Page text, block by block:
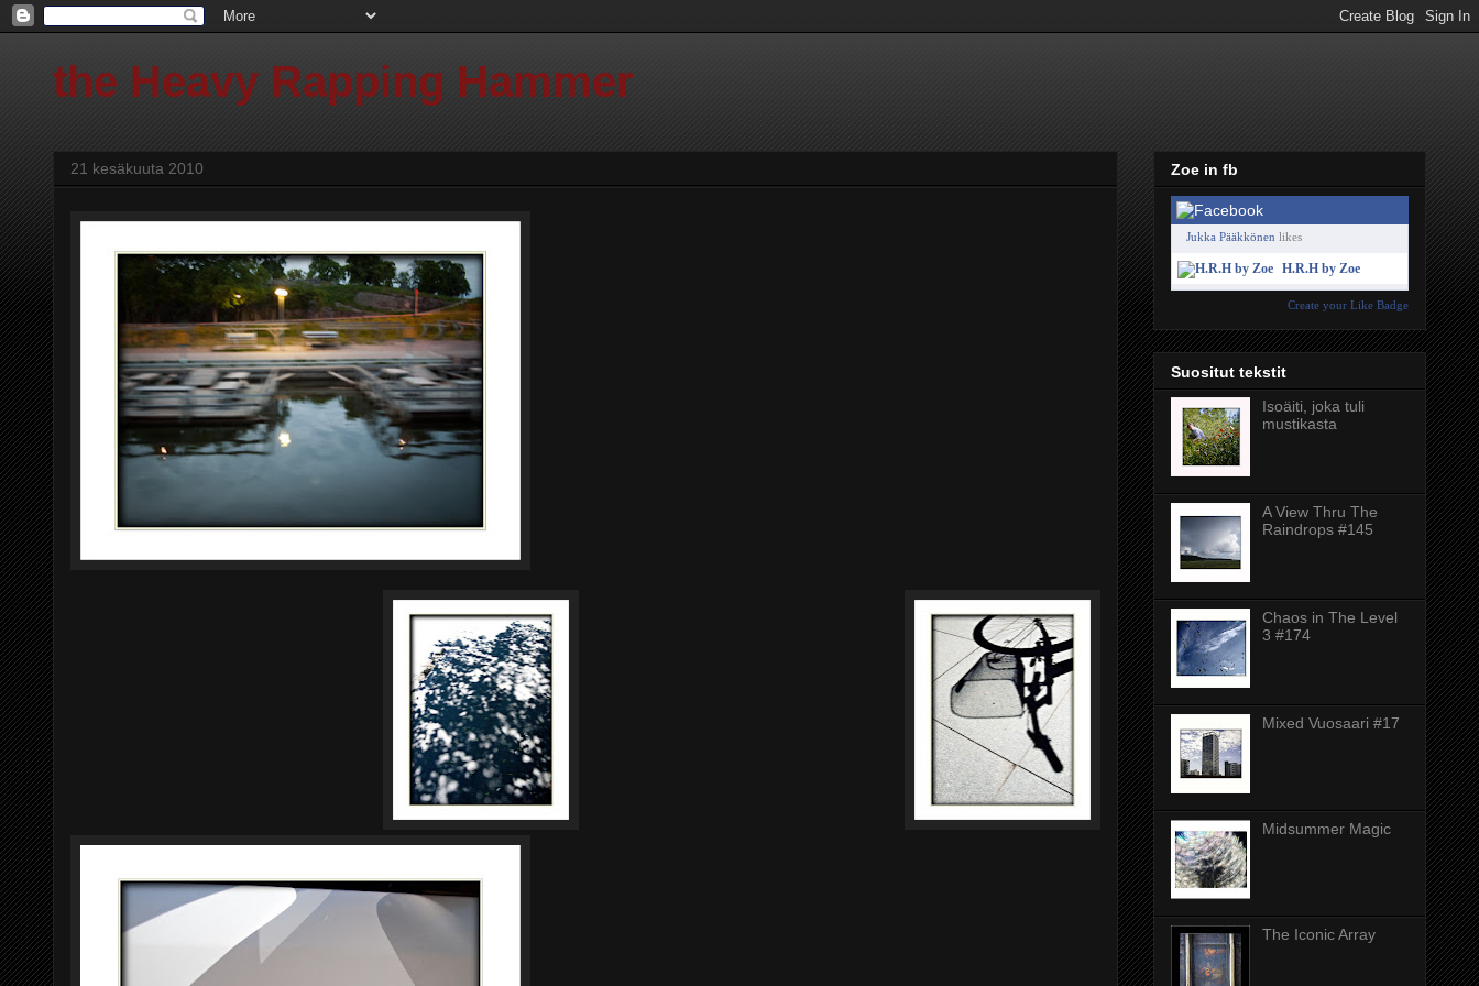
the Heavy Rapping Hammer
21 kesäkuuta 2010 Zoe in fb
Jukka Pääkkönen likes
H.R.H by Zoe
Create your Like Badge
Suositut tekstit
Isoäiti, joka tuli
mustikasta
A View Thru The
Raindrops #145
Chaos in The Level
3 #174
Mixed Vuosaari #17
Midsummer Magic
The Iconic Array